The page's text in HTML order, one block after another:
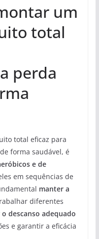
um
total
perda
total eficaz para
forma saudável, é
e de
em sequências de
manter a
diferentes
descanso adequado
e garantir a eficácia